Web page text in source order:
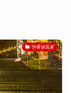
伊香保温泉